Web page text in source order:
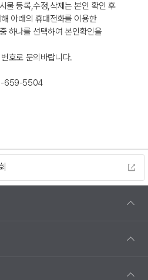
물 등록,수정,삭제는 본인 확인 후
아래의 휴대전화를 이용한
하나를 선택하여 본인확인을
호로 문의바랍니다.
659-5504
다누리